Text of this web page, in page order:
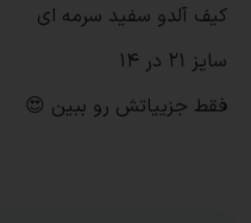
کیف آلدو سفید سرمه ای
سایز 21 در 14
فقط جزییاتش رو ببین 😍